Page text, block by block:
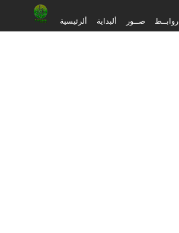
ألرئيسية ألبداية صــور روابــط